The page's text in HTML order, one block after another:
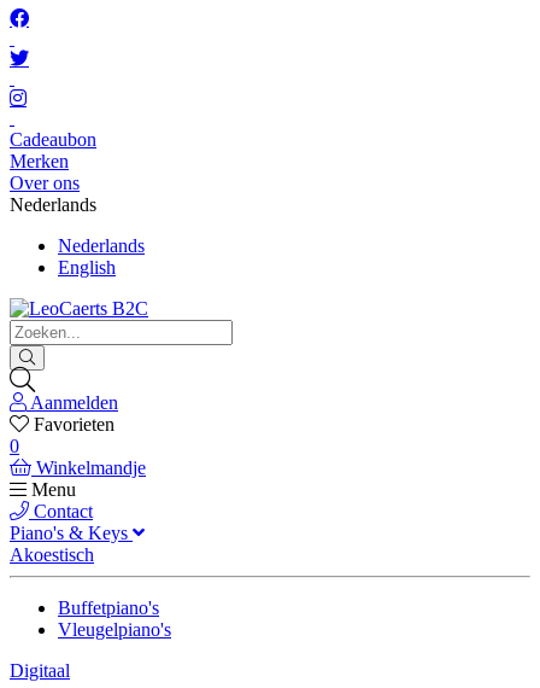
Cadeaubon
Merken
Over ons
Nederlands
Nederlands
English
Aanmelden
Favorieten
0
Winkelmandje
Menu
Contact
Piano's & Keys
Akoestisch
Buffetpiano's
Vleugelpiano's
Digitaal